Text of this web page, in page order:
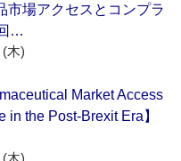
市場アクセスとコンプラ
…
木)
Market Access
in the Post-Brexit Era】